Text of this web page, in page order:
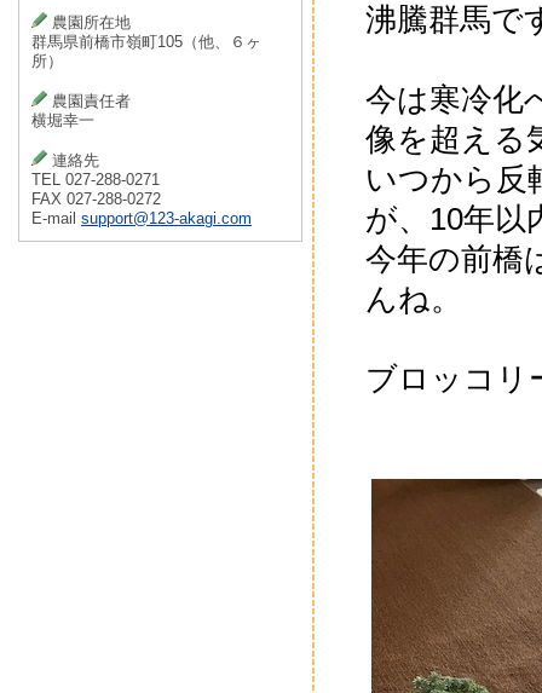
農園所在地
群馬県前橋市嶺町105（他、６ヶ
所）
農園責任者
横堀幸一
連絡先
TEL 027-288-0271
FAX 027-288-0272
E-mail support@123-akagi.com
沸騰群馬で
今は寒冷化
像を超える
いつから反
が、10年以
今年の前橋
んね。
ブロッコ